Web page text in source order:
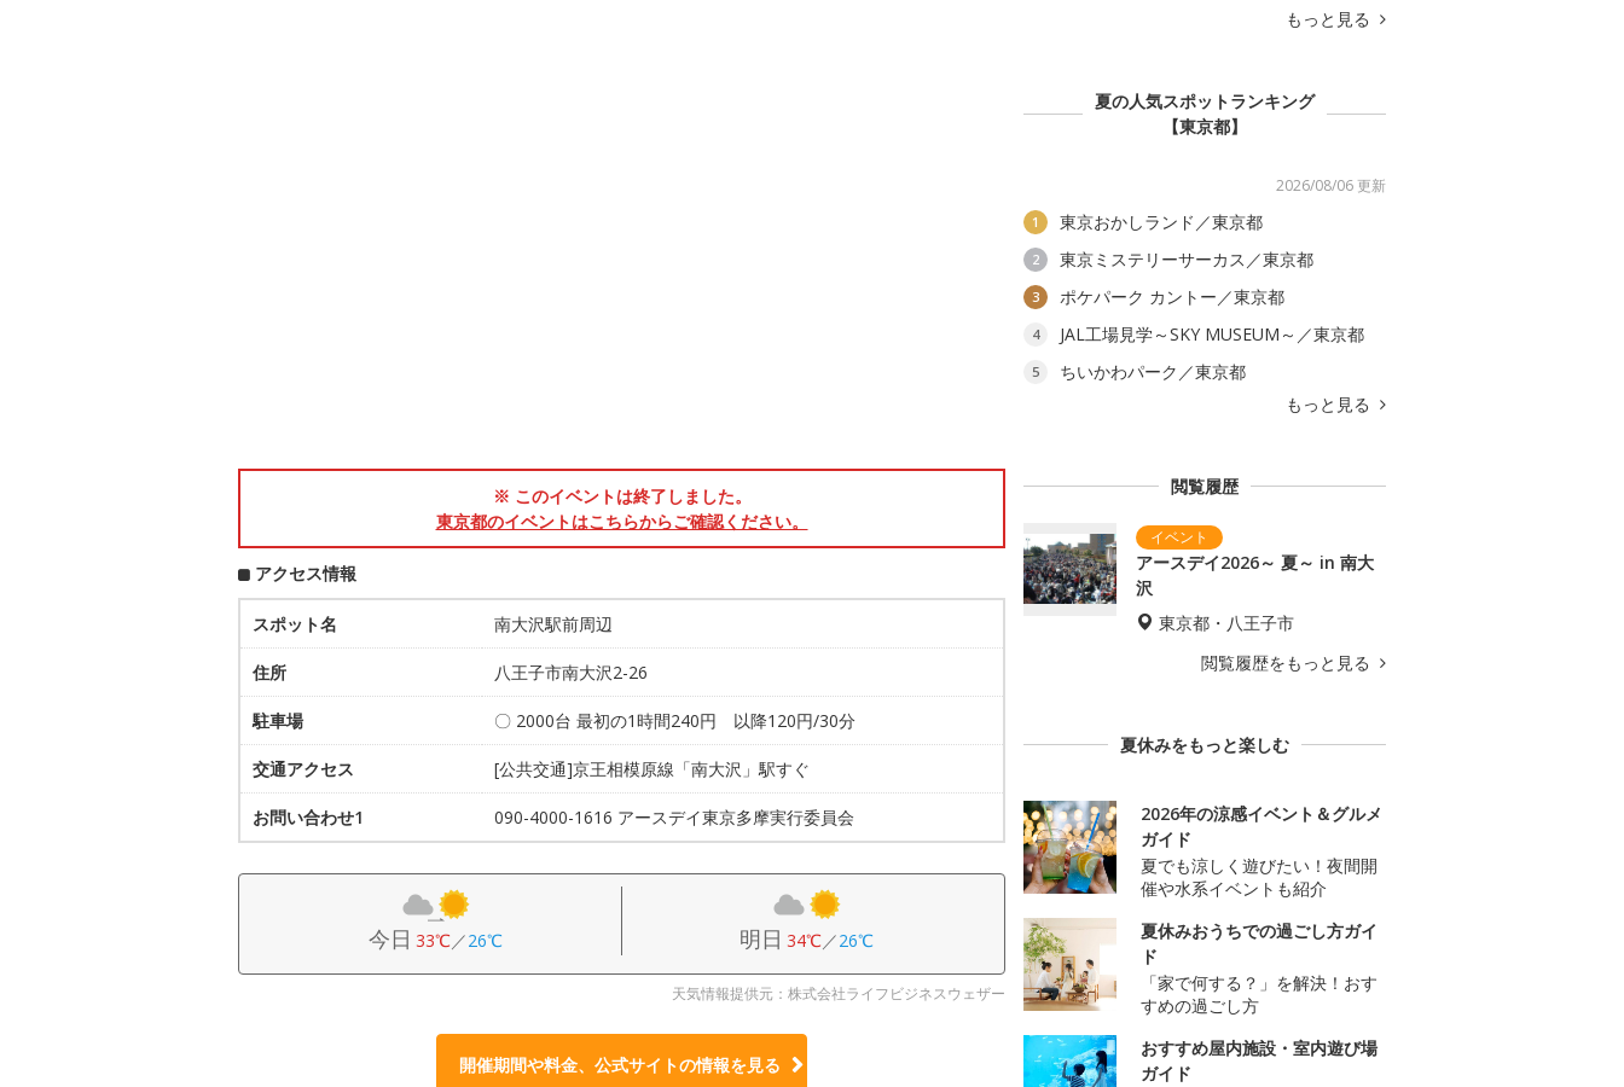
※ このイベントは終了しました。
東京都のイベントはこちらからご確認ください。
アクセス情報
スポット名 南大沢駅前周辺
住所 八王子市南大沢2-26
駐車場 〇 2000台 最初の1時間240円 以降120円/30分
交通アクセス [公共交通]京王相模原線「南大沢」駅すぐ
お問い合わせ1 090-4000-1616 アースデイ東京多摩実行委員会
今日 33℃／26℃ 明日 34℃／26℃
天気情報提供元：株式会社ライフビジネスウェザー
開催期間や料金、公式サイトの情報を見る
もっと見る
夏の人気スポットランキング
【東京都】
2026/08/06 更新
1 東京おかしランド／東京都
2 東京ミステリーサーカス／東京都
3 ポケパーク カントー／東京都
4 JAL工場見学～SKY MUSEUM～／東京都
5
ちいかわパーク／東京都
もっと見る
閲覧履歴
アースデイ2026～ 夏～ in 南大
沢
東京都・八王子市
閲覧履歴をもっと見る
夏休みをもっと楽しむ
2026年の涼感イベント＆グルメ
ガイド
夏でも涼しく遊びたい！夜間開
催や水系イベントも紹介
夏休みおうちでの過ごし方ガイ
ド
「家で何する？」を解決！おす
すめの過ごし方
おすすめ屋内施設・室内遊び場
ガイド